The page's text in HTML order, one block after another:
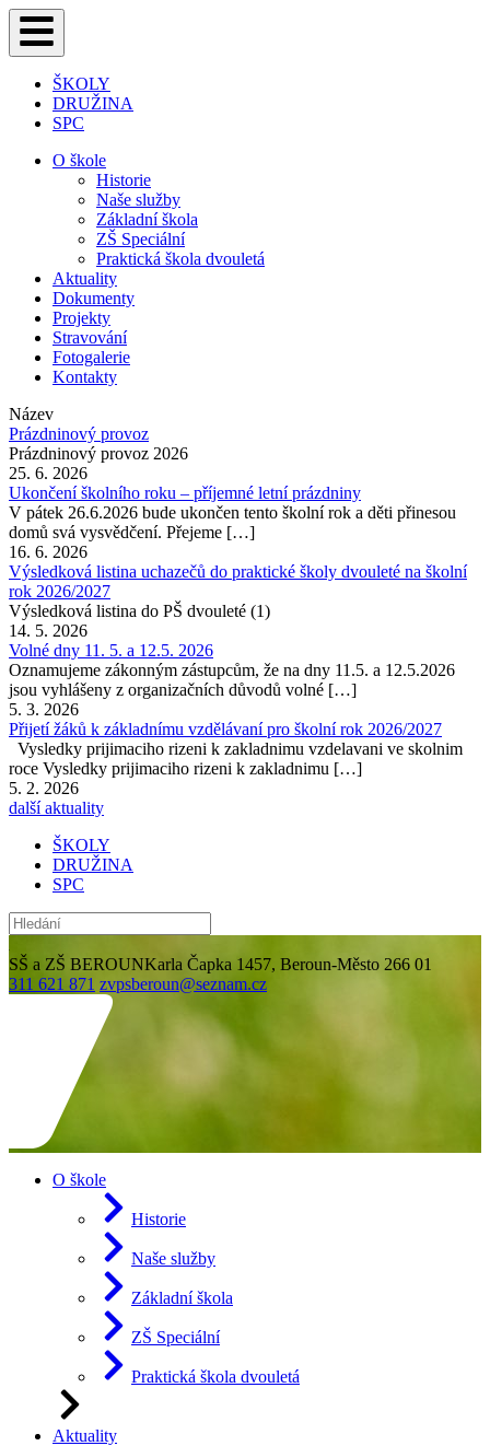
ŠKOLY
DRUŽINA
SPC
O škole
Historie
Naše služby
Základní škola
ZŠ Speciální
Praktická škola dvouletá
Aktuality
Dokumenty
Projekty
Stravování
Fotogalerie
Kontakty
Název
Prázdninový provoz
Prázdninový provoz 2026
25. 6. 2026
Ukončení školního roku – příjemné letní prázdniny
V pátek 26.6.2026 bude ukončen tento školní rok a děti přinesou
domů svá vysvědčení. Přejeme […]
16. 6. 2026
Výsledková listina uchazečů do praktické školy dvouleté na školní
rok 2026/2027
Výsledková listina do PŠ dvouleté (1)
14. 5. 2026
Volné dny 11. 5. a 12.5. 2026
Oznamujeme zákonným zástupcům, že na dny 11.5. a 12.5.2026
jsou vyhlášeny z organizačních důvodů volné […]
5. 3. 2026
Přijetí žáků k základnímu vzdělávaní pro školní rok 2026/2027
Vysledky prijimaciho rizeni k zakladnimu vzdelavani ve skolnim
roce Vysledky prijimaciho rizeni k zakladnimu […]
5. 2. 2026
další aktuality
ŠKOLY
DRUŽINA
SPC
SŠ a ZŠ BEROUNKarla Čapka 1457, Beroun-Město 266 01
311 621 871 zvpsberoun@seznam.cz
O škole
Historie
Naše služby
Základní škola
ZŠ Speciální
Praktická škola dvouletá
Aktuality